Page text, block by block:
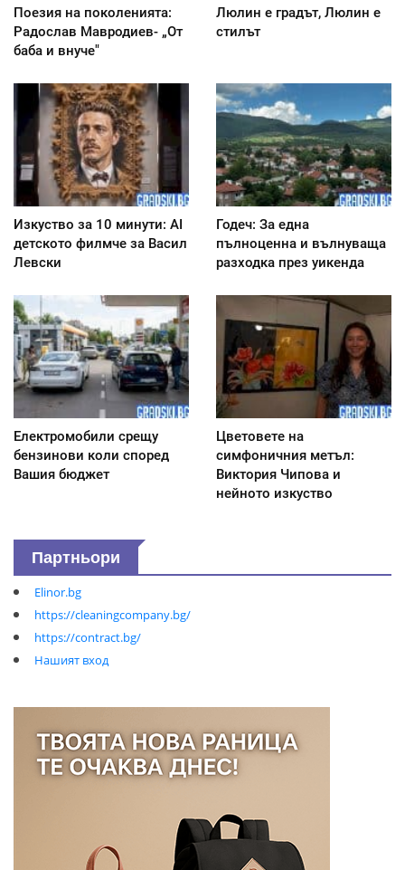
Поезия на поколенията:
Радослав Мавродиев- „От
баба и внуче"
Люлин е градът, Люлин е
стилът
Изкуство за 10 минути: AI
детското филмче за Васил
Левски
Годеч: За една
пълноценна и вълнуваща
разходка през уикенда
Електромобили срещу
бензинови коли според
Вашия бюджет
Цветовете на
симфоничния метъл:
Виктория Чипова и
нейното изкуство
Партньори
Elinor.bg
https://cleaningcompany.bg/
https://contract.bg/
Нашият вход